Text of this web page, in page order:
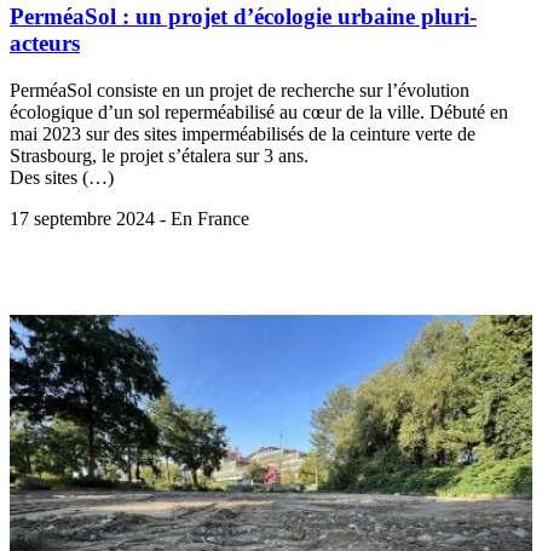
PerméaSol : un projet d’écologie urbaine pluri-
acteurs
PerméaSol consiste en un projet de recherche sur l’évolution
écologique d’un sol reperméabilisé au cœur de la ville. Débuté en
mai 2023 sur des sites imperméabilisés de la ceinture verte de
Strasbourg, le projet s’étalera sur 3 ans.
Des sites (…)
17 septembre 2024 - En France